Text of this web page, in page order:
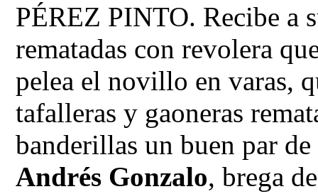
PÉREZ PINTO. Recibe a
rematadas con revolera
pelea el novillo en varas,
tafalleras y gaoneras
banderillas un buen par de
Andrés Gonzalo, brega